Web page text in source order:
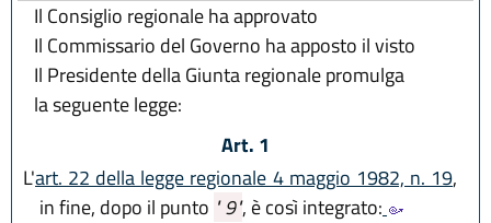
Il Consiglio regionale ha approvato
Il Commissario del Governo ha apposto il visto
Il Presidente della Giunta regionale promulga
la seguente legge:
Art. 1
L'art. 22 della legge regionale 4 maggio 1982, n. 19,
in fine, dopo il punto " 9", è così integrato: